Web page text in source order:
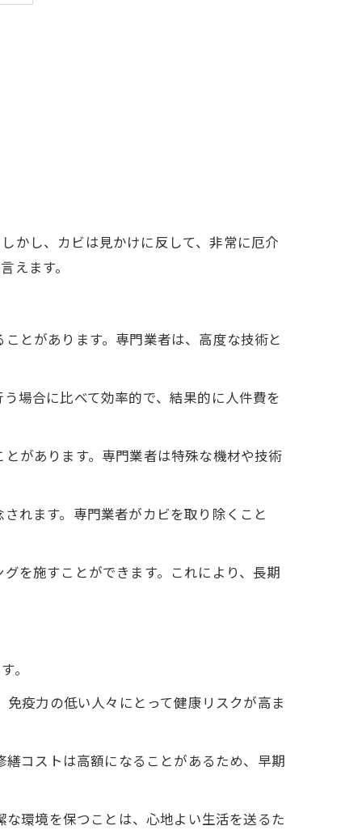
かし、カビは見かけに反して、非常に厄介
えます。
とがあります。専門業者は、高度な技術と
場合に比べて効率的で、結果的に人件費を
があります。専門業者は特殊な機材や技術
れます。専門業者がカビを取り除くこと
を施すことができます。これにより、長期
。
疫力の低い人々にとって健康リスクが高ま
コストは高額になることがあるため、早期
環境を保つことは、心地よい生活を送るた